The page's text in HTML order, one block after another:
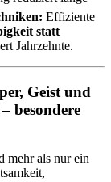
Effiziente
statt
Jahrzehnte.
Geist und
besondere
mehr als nur ein